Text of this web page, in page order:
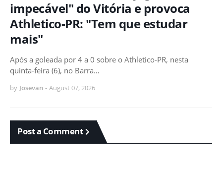
impecável" do Vitória e provoca
Athletico-PR: "Tem que estudar
mais"
Após a goleada por 4 a 0 sobre o Athletico-PR, nesta
quinta-feira (6), no Barra…
by Josevan - August 07, 2026
Post a Comment